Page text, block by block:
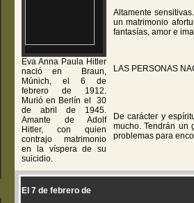
Eva Anna Paula Hitler
nació en Braun,
Múnich, el 6 de
febrero de 1912.
Murió en Berlín el 30
de abril de 1945.
Amante de Adolf
Hitler, con quien
contrajo matrimonio
en la víspera de su
suicidio.
Altamente
un matrimonio
fantasías, amor e
LAS PERSONAS
De carácter y
mucho. Tendrán un
problemas para
El 7 de febrero de